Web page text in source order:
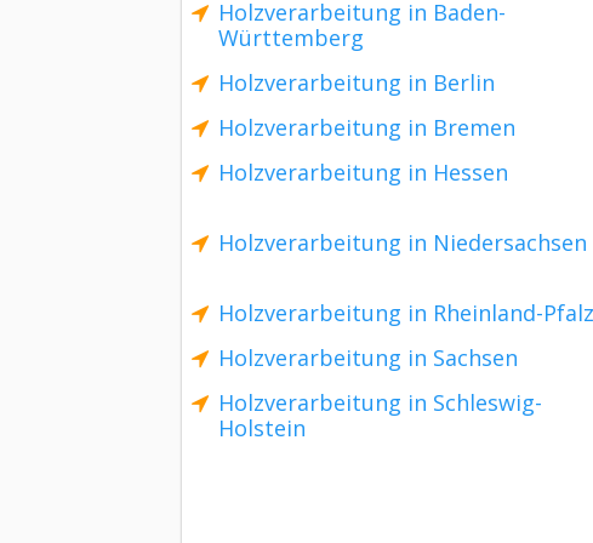
Holzverarbeitung in Baden-
Württemberg
Holzverarbeitung in Berlin
Holzverarbeitung in Bremen
Holzverarbeitung in Hessen
Holzverarbeitung in Niedersachsen
Holzverarbeitung in Rheinland-Pfalz
Holzverarbeitung in Sachsen
Holzverarbeitung in Schleswig-
Holstein